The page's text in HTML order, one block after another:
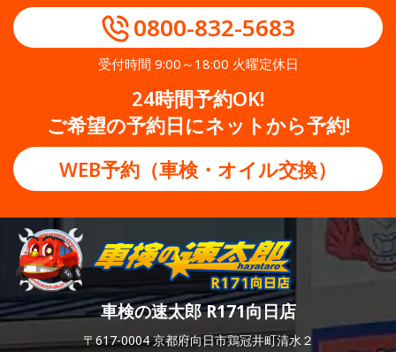
0800-832-5683
受付時間 9:00～18:00 火曜定休日
24時間予約OK!
ご希望の予約日にネットから予約!
WEB予約（車検・オイル交換）
車検の速太郎 R171向日店
〒617-0004 京都府向日市鶏冠井町清水２